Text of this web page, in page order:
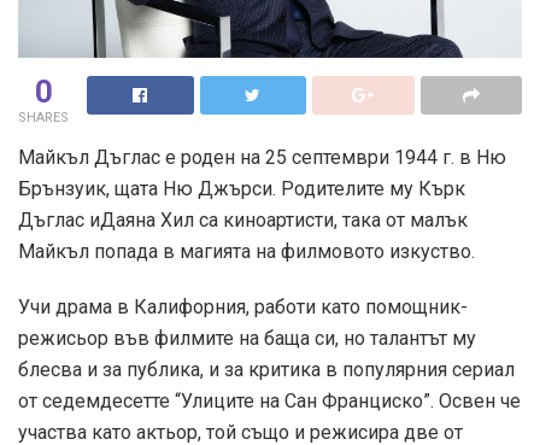
0
SHARES
Майкъл Дъглас е роден на 25 септември 1944 г. в Ню
Брънзуик, щата Ню Джърси. Родителите му Кърк
Дъглас иДаяна Хил са киноартисти, така от малък
Майкъл попада в магията на филмовото изкуство.
Учи драма в Калифорния, работи като помощник-
режисьор във филмите на баща си, но талантът му
блесва и за публика, и за критика в популярния сериал
от седемдесетте “Улиците на Сан Франциско”. Освен че
участва като актьор, той също и режисира две от